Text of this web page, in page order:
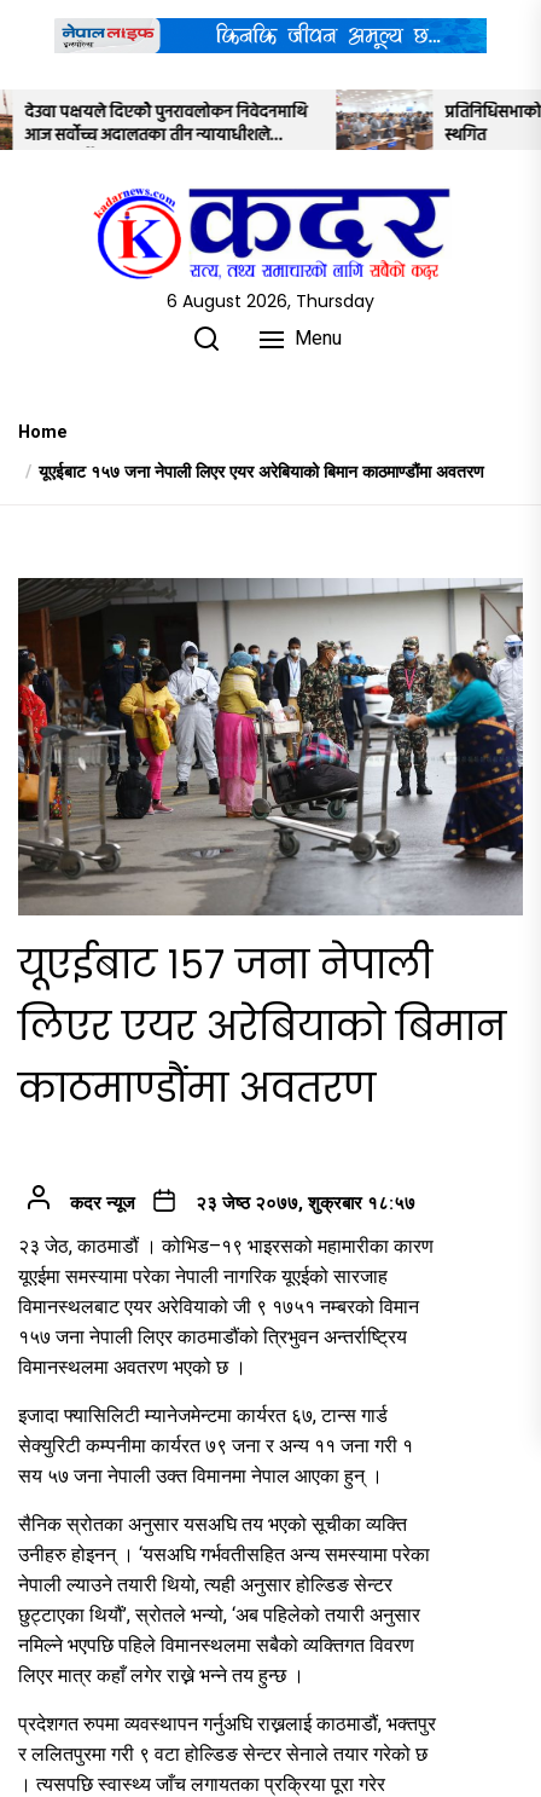
content
प्रतिनिधिसभाको बैठक साउन २२ गतेसम्मका लागि
स्थगित
6 August 2026, Thursday
Menu
Home
यूएईबाट १५७ जना नेपाली लिएर एयर अरेबियाको बिमान काठमाण्डौंमा अवतरण
यूएईबाट १५७ जना नेपाली
लिएर एयर अरेबियाको बिमान
काठमाण्डौंमा अवतरण
कदर न्यूज २३ जेष्ठ २०७७, शुक्रबार १८:५७
२३ जेठ, काठमाडौं । कोभिड–१९ भाइरसको महामारीका कारण
यूएईमा समस्यामा परेका नेपाली नागरिक यूएईको सारजाह
विमानस्थलबाट एयर अरेवियाको जी ९ १७५१ नम्बरको विमान
१५७ जना नेपाली लिएर काठमाडौंको त्रिभुवन अन्तर्राष्ट्रिय
विमानस्थलमा अवतरण भएको छ ।
इजादा फ्यासिलिटी म्यानेजमेन्टमा कार्यरत ६७, टान्स गार्ड
सेक्युरिटी कम्पनीमा कार्यरत ७९ जना र अन्य ११ जना गरी १
सय ५७ जना नेपाली उक्त विमानमा नेपाल आएका हुन् ।
सैनिक स्रोतका अनुसार यसअघि तय भएको सूचीका व्यक्ति
उनीहरु होइनन् । ‘यसअघि गर्भवतीसहित अन्य समस्यामा परेका
नेपाली ल्याउने तयारी थियो, त्यही अनुसार होल्डिङ सेन्टर
छुट्टाएका थियौं’, स्रोतले भन्यो, ‘अब पहिलेको तयारी अनुसार
नमिल्ने भएपछि पहिले विमानस्थलमा सबैको व्यक्तिगत विवरण
लिएर मात्र कहाँ लगेर राख्ने भन्ने तय हुन्छ ।
प्रदेशगत रुपमा व्यवस्थापन गर्नुअघि राख्नलाई काठमाडौं, भक्तपुर
र ललितपुरमा गरी ९ वटा होल्डिङ सेन्टर सेनाले तयार गरेको छ
। त्यसपछि स्वास्थ्य जाँच लगायतका प्रक्रिया पूरा गरेर